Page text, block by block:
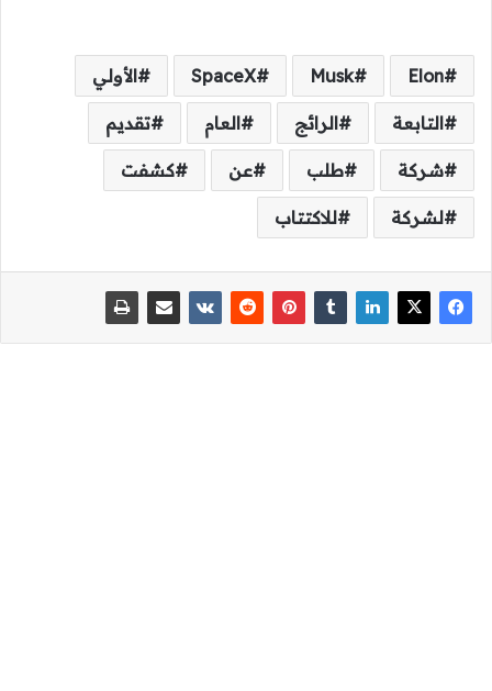
Elon
Musk
SpaceX الأولي
التابعة الرائج العام تقديم
شركة طلب عن كشفت
لشركة للاكتتاب